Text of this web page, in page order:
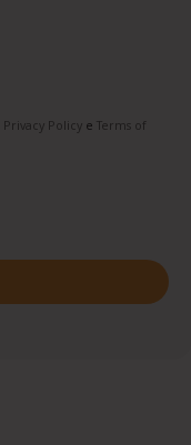
Privacy Policy e Terms of